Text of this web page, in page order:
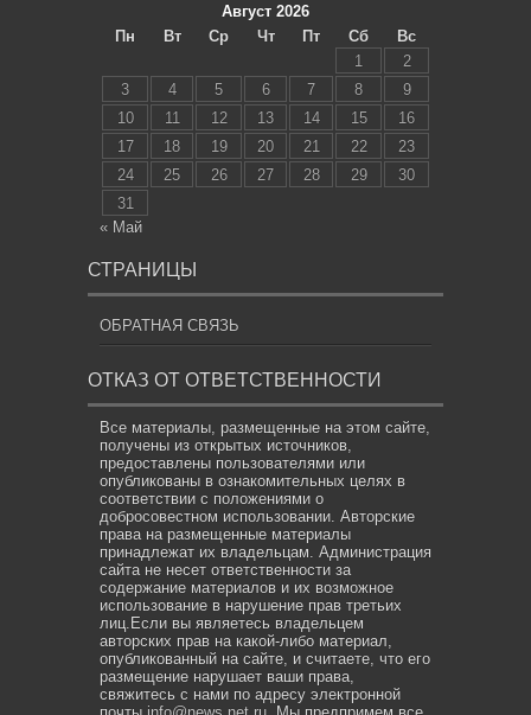
Август 2026
Пн
Вт Ср Чт Пт Сб
Вс
1
2
3
4 5 6 7 8
9
10
11 12 13 14 15
16
17
18 19 20 21 22
23
24
25 26 27 28 29
30
31
« Май
СТРАНИЦЫ
ОБРАТНАЯ СВЯЗЬ
ОТКАЗ ОТ ОТВЕТСТВЕННОСТИ
Все материалы, размещенные на этом сайте,
получены из открытых источников,
предоставлены пользователями или
опубликованы в ознакомительных целях в
соответствии с положениями о
добросовестном использовании. Авторские
права на размещенные материалы
принадлежат их владельцам. Администрация
сайта не несет ответственности за
содержание материалов и их возможное
использование в нарушение прав третьих
лиц.Если вы являетесь владельцем
авторских прав на какой-либо материал,
опубликованный на сайте, и считаете, что его
размещение нарушает ваши права,
свяжитесь с нами по адресу электронной